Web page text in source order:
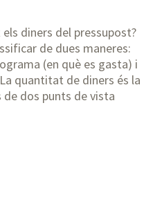
diners del pressupost?
de dues maneres:
(en què es gasta) i
quantitat de diners és la
dos punts de vista